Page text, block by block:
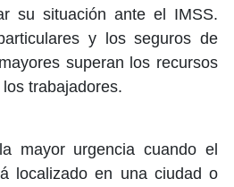
su situación ante el IMSS.
y los seguros de
superan los recursos
trabajadores.
mayor urgencia cuando el
localizado en una ciudad o